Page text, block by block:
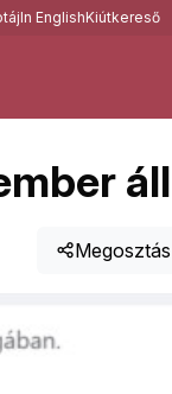
In EnglishKiútkereső
áll
Megosztás